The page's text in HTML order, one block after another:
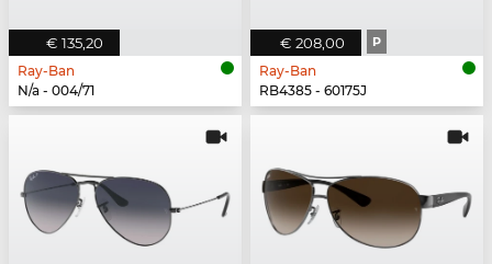
€ 135,20
Ray-Ban
N/a - 004/71
€ 208,00 P
Ray-Ban
RB4385 - 60175J